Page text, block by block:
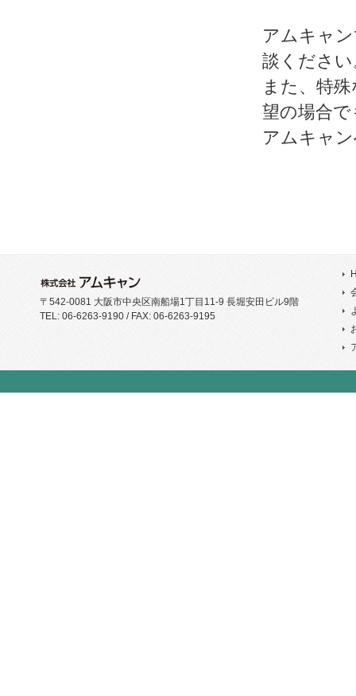
アムキャ
談ください
また、特
望の場合
アムキャ
〒542-0081 大阪市中央区南船場1丁目11-9 長堀安田ビル9階
TEL: 06-6263-9190 / FAX: 06-6263-9195